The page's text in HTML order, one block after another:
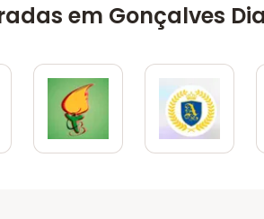
em Gonçalves